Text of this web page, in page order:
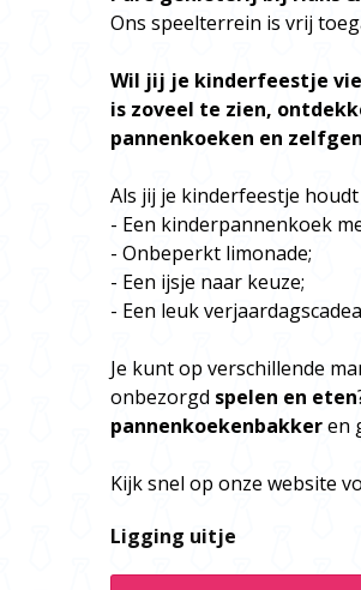
Ons speelterrein is vrij
Wil jij je kinderfeestje
is zoveel te zien,
pannenkoeken en
Als jij je kinderfeestje
- Een kinderpannenkoek
- Onbeperkt limonade;
- Een ijsje naar keuze;
- Een leuk
Je kunt op verschillende
onbezorgd spelen en eten
pannenkoekenbakkeren
Kijk snel op onze website
Ligging uitje